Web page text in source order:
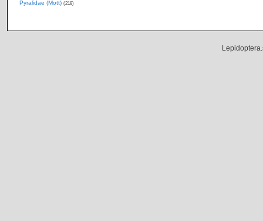
Pyralidae (Mott) (218)